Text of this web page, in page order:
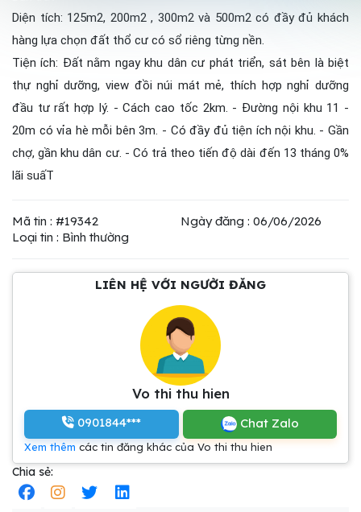
Diện tích: 125m2, 200m2 , 300m2 và 500m2 có đầy đủ khách
hàng lựa chọn đất thổ cư có sổ riêng từng nền.
Tiện ích: Đất nằm ngay khu dân cư phát triển, sát bên là biệt
thự nghỉ dưỡng, view đồi núi mát mẻ, thích hợp nghỉ dưỡng
đầu tư rất hợp lý. - Cách cao tốc 2km. - Đường nội khu 11 -
20m có vỉa hè mỗi bên 3m. - Có đầy đủ tiện ích nội khu. - Gần
chợ, gần khu dân cư. - Có trả theo tiến độ dài đến 13 tháng 0%
lãi suấT
Mã tin : #19342
Ngày đăng : 06/06/2026
Loại tin : Bình thường
LIÊN HỆ VỚI NGƯỜI ĐĂNG
Vo thi thu hien
0901844*** Chat Zalo
Xem thêm các tin đăng khác của Vo thi thu hien
Chia sẻ: